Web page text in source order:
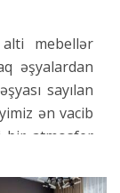
mebellər
əşyalardan
sayılan
ən vacib
bir atmosfer
u